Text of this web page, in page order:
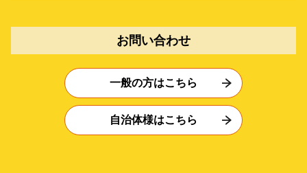
お問い合わせ
一般の方はこちら
自治体様はこちら